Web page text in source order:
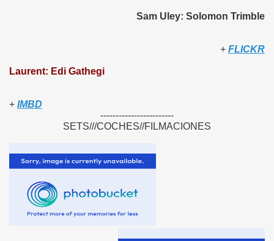
Sam Uley: Solomon Trimble
+ FLICKR
Laurent: Edi Gathegi
+ IMBD
------------------------
SETS///COCHES//FILMACIONES